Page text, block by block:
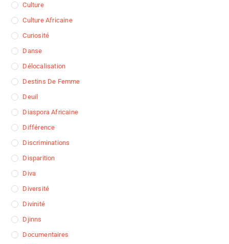
Culture
Culture Africaine
Curiosité
Danse
Délocalisation
Destins De Femme
Deuil
Diaspora Africaine
Différence
Discriminations
Disparition
Diva
Diversité
Divinité
Djinns
Documentaires